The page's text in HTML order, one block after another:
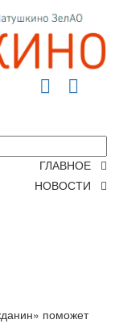
ГЛАВНОЕ
НОВОСТИ